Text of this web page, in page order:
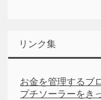
リンク集
お金を管理するブ
プチソーラーをき